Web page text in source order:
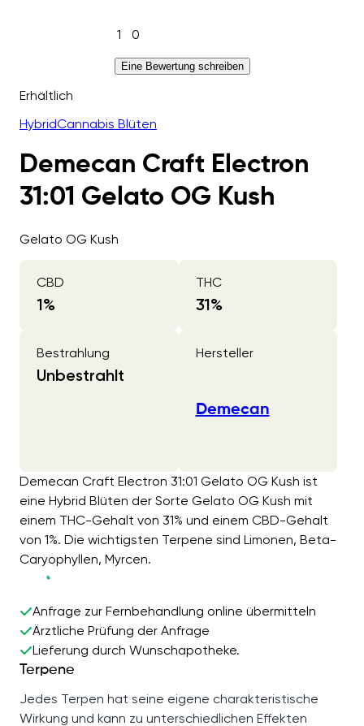
1 0
Eine Bewertung schreiben
Erhältlich
HybridCannabis Blüten
Demecan Craft Electron
31:01 Gelato OG Kush
Gelato OG Kush
CBD
1%
THC
31%
Bestrahlung
Unbestrahlt
Hersteller
Demecan
Demecan Craft Electron 31:01 Gelato OG Kush ist
eine Hybrid Blüten der Sorte Gelato OG Kush mit
einem THC-Gehalt von 31% und einem CBD-Gehalt
von 1%. Die wichtigsten Terpene sind Limonen, Beta-
Caryophyllen, Myrcen.
Anfrage zur Fernbehandlung online übermitteln
Ärztliche Prüfung der Anfrage
Lieferung durch Wunschapotheke.
Terpene
Jedes Terpen hat seine eigene charakteristische
Wirkung und kann zu unterschiedlichen Effekten